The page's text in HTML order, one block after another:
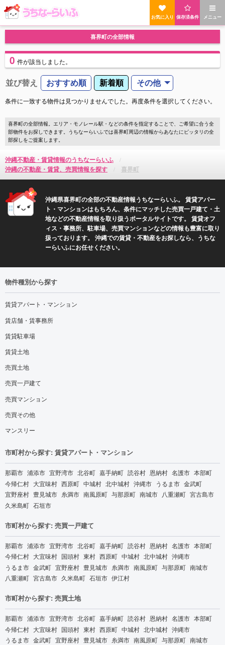
メニュー
保存済条件
お気に入り
喜界町の全部情報
0 件が該当しました。
並び替え おすすめ順 新着順 その他
条件に一致する物件は見つかりませんでした。再度条件を選択してください。
喜界町の全部情報。エリア・モノレール駅・などの条件を指定することで、ご希望に合う全
部物件をお探しできます。うちなーらいふでは喜界町周辺の情報からあなたにピッタリの全
部探しをご提案します。
沖縄不動産・賃貸情報のうちなーらいふ
沖縄の不動産・賃貸、売買情報を探す
喜界町
沖縄県喜界町の全部の不動産情報うちなーらいふ。 賃貸アパー
ト・マンションはもちろん、条件にマッチした売買一戸建て・土
地などの不動産情報を取り扱うポータルサイトです。 賃貸オフ
ィス・事務所、駐車場、売買マンションなどの情報も豊富に取り
扱っております。 沖縄での賃貸・不動産をお探しなら、うちな
ーらいふにお任せください。
物件種別から探す
賃貸アパート・マンション
賃店舗・賃事務所
賃貸駐車場
賃貸土地
売買土地
売買一戸建て
売買マンション
売買その他
マンスリー
市町村から探す: 賃貸アパート・マンション
那覇市 浦添市 宜野湾市 北谷町 嘉手納町 読谷村 恩納村 名護市 本部町
今帰仁村 大宜味村 西原町 中城村 北中城村 沖縄市 うるま市 金武町
宜野座村 豊見城市 糸満市 南風原町 与那原町 南城市 八重瀬町 宮古島市
久米島町 石垣市
市町村から探す: 売買一戸建て
那覇市 浦添市 宜野湾市 北谷町 嘉手納町 読谷村 恩納村 名護市 本部町
今帰仁村 大宜味村 国頭村 東村 西原町 中城村 北中城村 沖縄市
うるま市 金武町 宜野座村 豊見城市 糸満市 南風原町 与那原町 南城市
八重瀬町 宮古島市 久米島町 石垣市 伊江村
市町村から探す: 売買土地
那覇市 浦添市 宜野湾市 北谷町 嘉手納町 読谷村 恩納村 名護市 本部町
今帰仁村 大宜味村 国頭村 東村 西原町 中城村 北中城村 沖縄市
うるま市 金武町 宜野座村 豊見城市 糸満市 南風原町 与那原町 南城市